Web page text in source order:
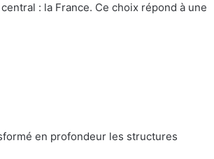
: la France. Ce choix répond à une
en profondeur les structures